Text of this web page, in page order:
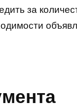
за